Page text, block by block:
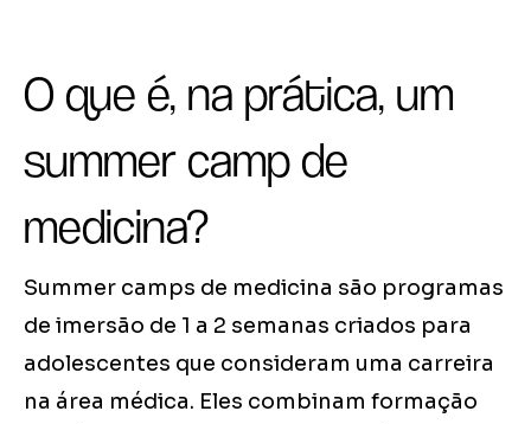
O que é, na prática, um
summer camp de
medicina?
Summer camps de medicina são programas
de imersão de 1 a 2 semanas criados para
adolescentes que consideram uma carreira
na área médica. Eles combinam formação